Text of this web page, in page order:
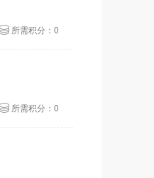
所需积分：0
所需积分：0